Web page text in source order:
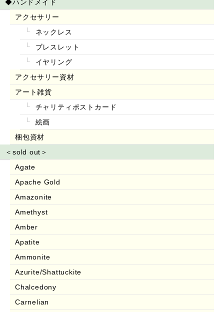
◆ハンドメイド
アクセサリー
ネックレス
ブレスレット
イヤリング
アクセサリー資材
アート雑貨
チャリティポストカード
絵画
梱包資材
＜sold out＞
Agate
Apache Gold
Amazonite
Amethyst
Amber
Apatite
Ammonite
Azurite/Shattuckite
Chalcedony
Carnelian